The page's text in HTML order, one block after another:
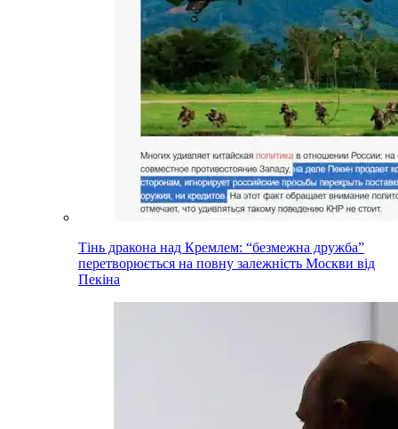
Тінь дракона над Кремлем: “безмежна дружба”
перетворюється на повну залежність Москви від
Пекіна